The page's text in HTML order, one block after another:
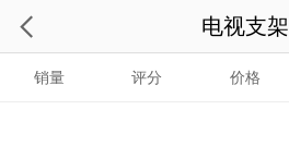
销量 评分 价格
电视支架